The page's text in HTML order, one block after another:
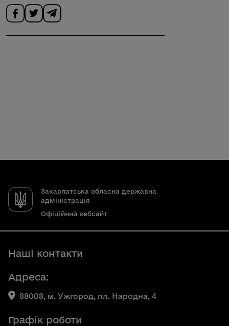
Закарпатська обласна державна
адміністрація
Офіційний вебсайт
Наші контакти
Адреса:
88008, м. Ужгород, пл. Народна, 4
Графік роботи